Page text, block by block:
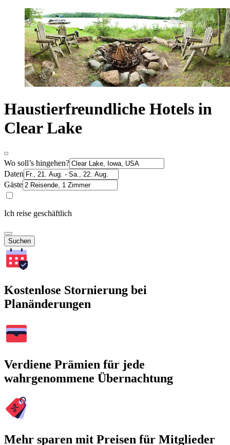
Haustierfreundliche Hotels in
Clear Lake
Wo soll’s hingehen?
Daten
Gäste
Ich reise geschäftlich
Suchen
Kostenlose Stornierung bei
Planänderungen
Verdiene Prämien für jede
wahrgenommene Übernachtung
Mehr sparen mit Preisen für Mitglieder